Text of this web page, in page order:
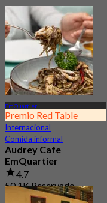
EmQuartier
Premio Red Table
Internacional
Comida informal
Audrey Cafe
EmQuartier
4.7
50.1K Reservado
Desde฿ 149.5